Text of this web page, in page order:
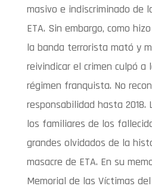
masivo e indiscriminado de
ETA. Sin embargo, como
la banda terrorista mató y
reivindicar el crimen culpó a
régimen franquista. No
responsabilidad hasta 2018.
los familiares de los
grandes olvidados de la
masacre de ETA. En su
Memorial de las Víctimas